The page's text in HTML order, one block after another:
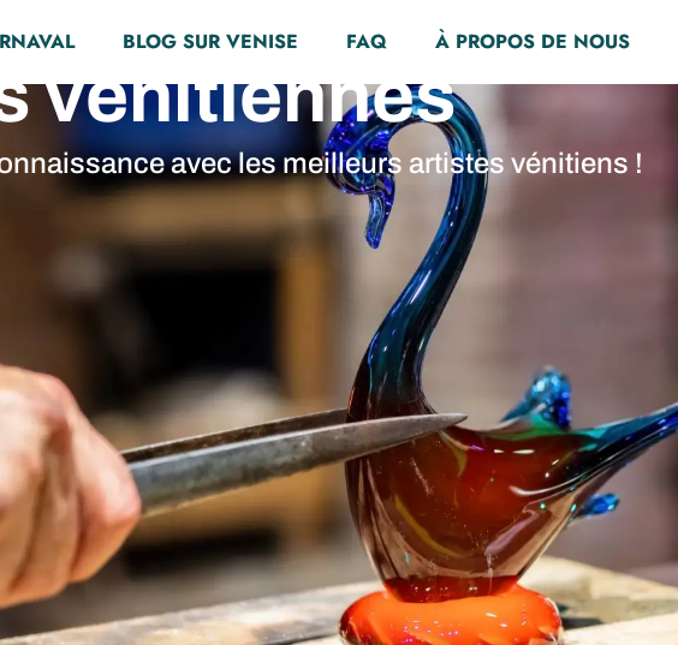
BLOG SUR VENISE FAQ À PROPOS DE NOUS
vénitiennes
avec les meilleurs artistes vénitiens !